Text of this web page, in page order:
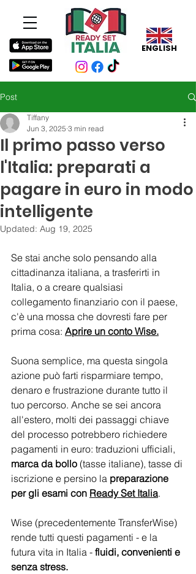
ENGLISH
Post
Il primo passo verso
l'Italia: preparati a
pagare in euro in modo
intelligente
Tiffany
Jun 3, 2025 3 min read
Updated: Aug 19, 2025
Se stai anche solo pensando alla
cittadinanza italiana, a trasferirti in
Italia, o a creare qualsiasi
collegamento finanziario con il paese,
c'è una mossa che dovresti fare per
prima cosa: Aprire un conto Wise.
Suona semplice, ma questa singola
azione può farti risparmiare tempo,
denaro e frustrazione durante tutto il
tuo percorso. Anche se sei ancora
all'estero, molti dei passaggi chiave
del processo potrebbero richiedere
pagamenti in euro: traduzioni ufficiali,
marca da bollo (tasse italiane), tasse di
iscrizione e persino la preparazione
per gli esami con Ready Set Italia.
Wise (precedentemente TransferWise)
rende tutti questi pagamenti - e la
futura vita in Italia - fluidi, convenienti e
senza stress.